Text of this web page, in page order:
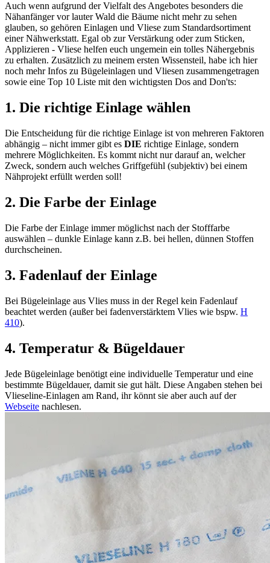
Auch wenn aufgrund der Vielfalt des Angebotes besonders die
Nähanfänger vor lauter Wald die Bäume nicht mehr zu sehen
glauben, so gehören Einlagen und Vliese zum Standardsortiment
einer Nähwerkstatt. Egal ob zur Verstärkung oder zum Sticken,
Applizieren - Vliese helfen euch ungemein ein tolles Nähergebnis
zu erhalten. Zusätzlich zu meinem ersten Wissensteil, habe ich hier
noch mehr Infos zu Bügeleinlagen und Vliesen zusammengetragen
sowie eine Top 10 Liste mit den wichtigsten Dos and Don'ts:
1. Die richtige Einlage wählen
Die Entscheidung für die richtige Einlage ist von mehreren Faktoren
abhängig – nicht immer gibt es DIE richtige Einlage, sondern
mehrere Möglichkeiten. Es kommt nicht nur darauf an, welcher
Zweck, sondern auch welches Griffgefühl (subjektiv) bei einem
Nähprojekt erfüllt werden soll!
2. Die Farbe der Einlage
Die Farbe der Einlage immer möglichst nach der Stofffarbe
auswählen – dunkle Einlage kann z.B. bei hellen, dünnen Stoffen
durchscheinen.
3. Fadenlauf der Einlage
Bei Bügeleinlage aus Vlies muss in der Regel kein Fadenlauf
beachtet werden (außer bei fadenverstärktem Vlies wie bspw. H
410).
4. Temperatur & Bügeldauer
Jede Bügeleinlage benötigt eine individuelle Temperatur und eine
bestimmte Bügeldauer, damit sie gut hält. Diese Angaben stehen bei
Vlieseline-Einlagen am Rand, ihr könnt sie aber auch auf der
Webseite nachlesen.